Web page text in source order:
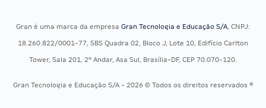
Residência Multiprofissional
Gran é uma marca da empresa Gran Tecnologia e Educação S/A, CNPJ:
18.260.822/0001-77, SBS Quadra 02, Bloco J, Lote 10, Edifício Carlton
Tower, Sala 201, 2º Andar, Asa Sul, Brasília-DF, CEP 70.070-120.
Gran Tecnologia e Educação S/A - 2026 © Todos os direitos reservados ®